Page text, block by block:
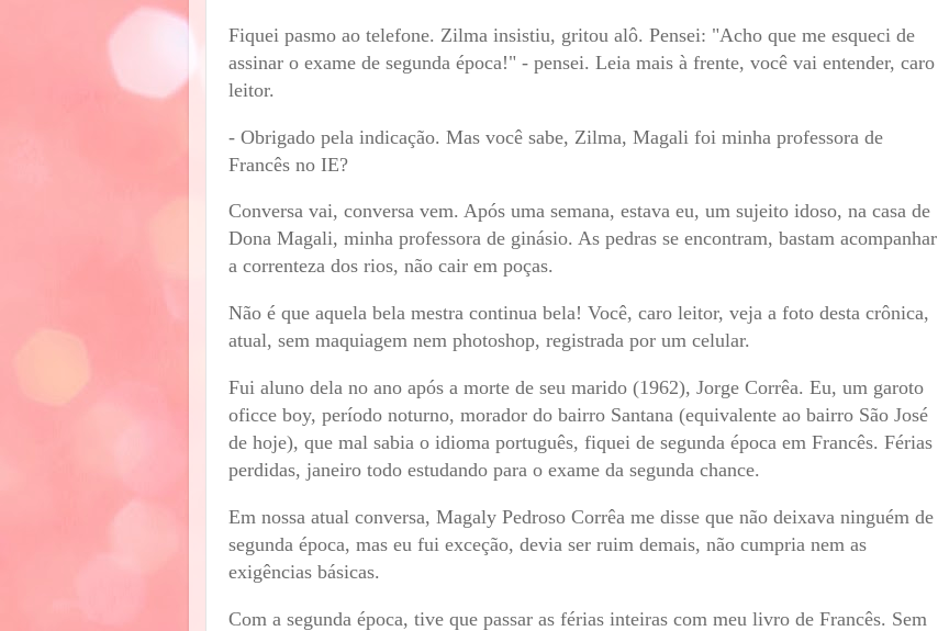
Fiquei pasmo ao telefone. Zilma insistiu, gritou alô. Pensei: "Acho que me esqueci de
assinar o exame de segunda época!" - pensei. Leia mais à frente, você vai entender, caro
leitor.
- Obrigado pela indicação. Mas você sabe, Zilma, Magali foi minha professora de
Francês no IE?
Conversa vai, conversa vem. Após uma semana, estava eu, um sujeito idoso, na casa de
Dona Magali, minha professora de ginásio. As pedras se encontram, bastam acompanhar
a correnteza dos rios, não cair em poças.
Não é que aquela bela mestra continua bela! Você, caro leitor, veja a foto desta crônica,
atual, sem maquiagem nem photoshop, registrada por um celular.
Fui aluno dela no ano após a morte de seu marido (1962), Jorge Corrêa. Eu, um garoto
oficce boy, período noturno, morador do bairro Santana (equivalente ao bairro São José
de hoje), que mal sabia o idioma português, fiquei de segunda época em Francês. Férias
perdidas, janeiro todo estudando para o exame da segunda chance.
Em nossa atual conversa, Magaly Pedroso Corrêa me disse que não deixava ninguém de
segunda época, mas eu fui exceção, devia ser ruim demais, não cumpria nem as
exigências básicas.
Com a segunda época, tive que passar as férias inteiras com meu livro de Francês. Sem